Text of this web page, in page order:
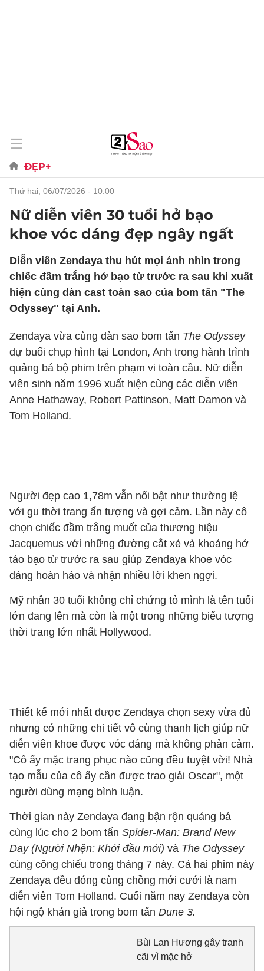
ĐẸP+
thứ hai, 06/07/2026 - 10:00
Nữ diễn viên 30 tuổi hở bạo
khoe vóc dáng đẹp ngây ngất
Diễn viên Zendaya thu hút mọi ánh nhìn trong
chiếc đầm trắng hở bạo từ trước ra sau khi xuất
hiện cùng dàn cast toàn sao của bom tấn "The
Odyssey" tại Anh.
Zendaya vừa cùng dàn sao bom tấn The Odyssey
dự buổi chụp hình tại London, Anh trong hành trình
quảng bá bộ phim trên phạm vi toàn cầu. Nữ diễn
viên sinh năm 1996 xuất hiện cùng các diễn viên
Anne Hathaway, Robert Pattinson, Matt Damon và
Tom Holland.
Người đẹp cao 1,78m vẫn nổi bật như thường lệ
với gu thời trang ấn tượng và gợi cảm. Lần này cô
chọn chiếc đầm trắng muốt của thương hiệu
Jacquemus với những đường cắt xẻ và khoảng hở
táo bạo từ trước ra sau giúp Zendaya khoe vóc
dáng hoàn hảo và nhận nhiều lời khen ngợi.
Mỹ nhân 30 tuổi không chỉ chứng tỏ mình là tên tuổi
lớn đang lên mà còn là một trong những biểu tượng
thời trang lớn nhất Hollywood.
Thiết kế mới nhất được Zendaya chọn sexy vừa đủ
nhưng có những chi tiết vô cùng thanh lịch giúp nữ
diễn viên khoe được vóc dáng mà không phản cảm.
"Cô ấy mặc trang phục nào cũng đều tuyệt vời! Nhà
tạo mẫu của cô ấy cần được trao giải Oscar", một
người dùng mạng bình luận.
Thời gian này Zendaya đang bận rộn quảng bá
cùng lúc cho 2 bom tấn Spider-Man: Brand New
Day (Người Nhện: Khởi đầu mới) và The Odyssey
cùng công chiếu trong tháng 7 này. Cả hai phim này
Zendaya đều đóng cùng chồng mới cưới là nam
diễn viên Tom Holland. Cuối năm nay Zendaya còn
hội ngộ khán giả trong bom tấn Dune 3.
Bùi Lan Hương gây tranh
cãi vì mặc hở